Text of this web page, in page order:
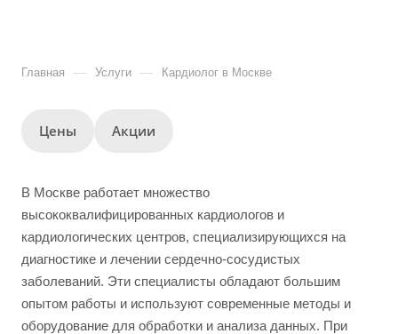
Главная — Услуги — Кардиолог в Москве
Цены Акции
В Москве работает множество
высококвалифицированных кардиологов и
кардиологических центров, специализирующихся на
диагностике и лечении сердечно-сосудистых
заболеваний. Эти специалисты обладают большим
опытом работы и используют современные методы и
оборудование для обработки и анализа данных. При